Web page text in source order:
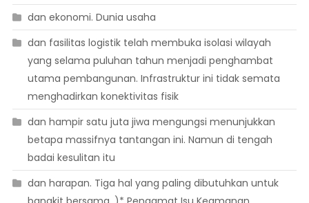
dan ekonomi. Dunia usaha
dan fasilitas logistik telah membuka isolasi wilayah
yang selama puluhan tahun menjadi penghambat
utama pembangunan. Infrastruktur ini tidak semata
menghadirkan konektivitas fisik
dan hampir satu juta jiwa mengungsi menunjukkan
betapa massifnya tantangan ini. Namun di tengah
badai kesulitan itu
dan harapan. Tiga hal yang paling dibutuhkan untuk